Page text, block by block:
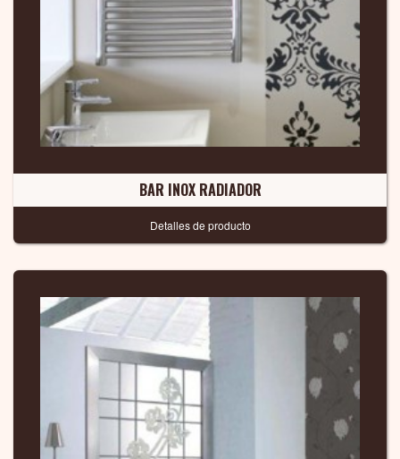
BAR INOX RADIADOR
Detalles de producto